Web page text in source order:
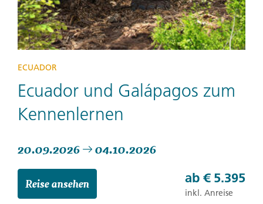
ECUADOR
Ecuador und Galápagos zum
Kennenlernen
20.09.2026 04.10.2026
Reise ansehen ab € 5.395
inkl. Anreise